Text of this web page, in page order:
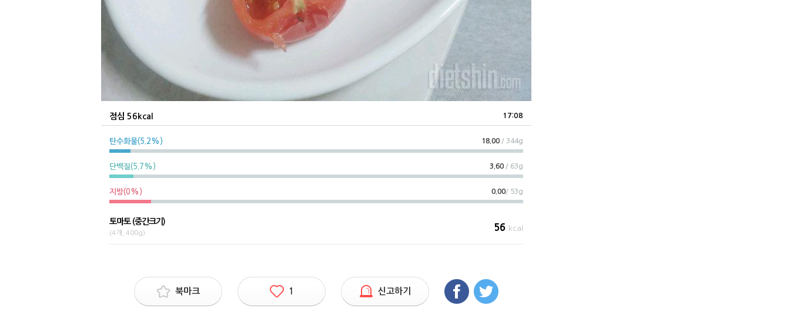
점심 56kcal 17:08
탄수화물(5.2%) 18.00 / 344g
단백질(5.7%) 3.60 / 63g
지방(0%) 0.00/ 53g
토마토 (중간크기)
(4개, 400g)
56 kcal
북마크 1 신고하기